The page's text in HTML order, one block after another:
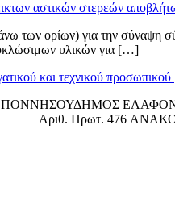
αστικών στερεών
των ορίων) για την
υλικών για […]
και τεχνικού προσωπικού
την